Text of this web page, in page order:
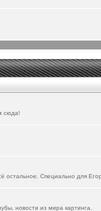
сюда!
остальное. Специально для
новости из мира картинга.